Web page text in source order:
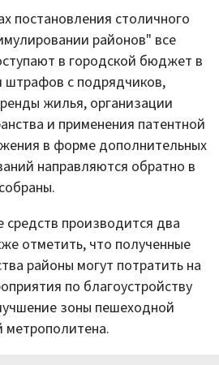
постановления столичного
районов" все
в городской бюджет в
штрафов с подрядчиков,
жилья, организации
и применения патентной
в форме дополнительных
направляются обратно в
средств производится два
отметить, что полученные
районы могут потратить на
по благоустройству
зоны пешеходной
метрополитена.